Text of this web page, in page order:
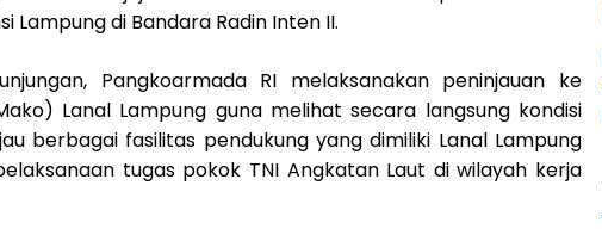
Lampung di Bandara Radin Inten II.
Pangkoarmada RI melaksanakan peninjauan ke
Lanal Lampung guna melihat secara langsung kondisi
berbagai fasilitas pendukung yang dimiliki Lanal Lampung
tugas pokok TNI Angkatan Laut di wilayah kerja